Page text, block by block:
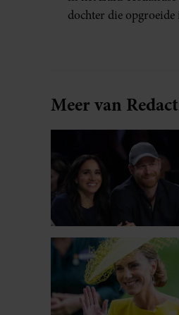
dochter die
Meer van